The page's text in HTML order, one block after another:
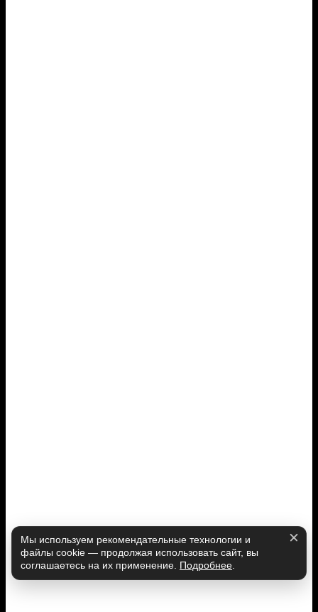
Мы используем рекомендательные технологии и
файлы cookie — продолжая использовать сайт, вы
соглашаетесь на их применение. Подробнее.